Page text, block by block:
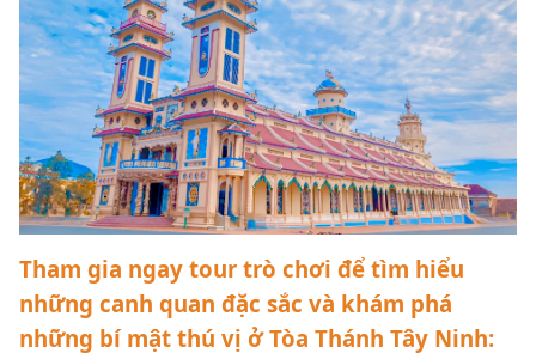
Tham gia ngay tour trò chơi để tìm hiểu
những canh quan đặc sắc và khám phá
những bí mật thú vị ở Tòa Thánh Tây Ninh: